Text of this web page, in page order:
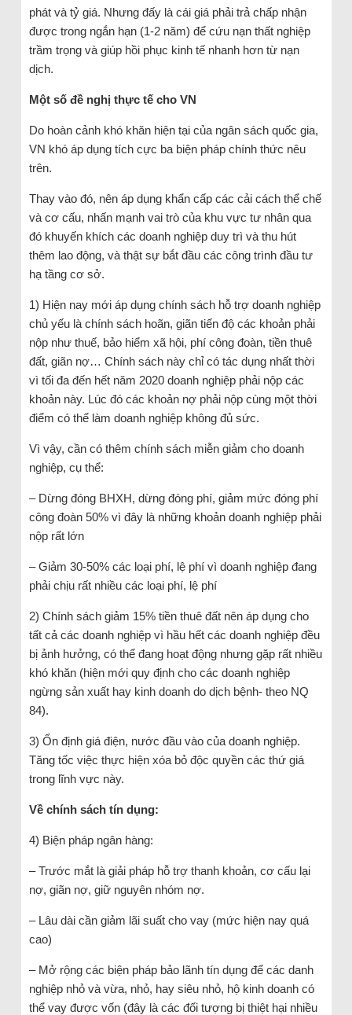
phát và tỷ giá. Nhưng đấy là cái giá phải trả chấp nhận
được trong ngắn hạn (1-2 năm) để cứu nạn thất nghiệp
trầm trọng và giúp hồi phục kinh tế nhanh hơn từ nạn
dịch.
Một số đề nghị thực tế cho VN
Do hoàn cảnh khó khăn hiện tại của ngân sách quốc gia,
VN khó áp dụng tích cực ba biện pháp chính thức nêu
trên.
Thay vào đó, nên áp dụng khẩn cấp các cải cách thể chế
và cơ cấu, nhấn mạnh vai trò của khu vực tư nhân qua
đó khuyến khích các doanh nghiệp duy trì và thu hút
thêm lao động, và thật sự bắt đầu các công trình đầu tư
hạ tầng cơ sở.
1) Hiện nay mới áp dụng chính sách hỗ trợ doanh nghiệp
chủ yếu là chính sách hoãn, giãn tiến độ các khoản phải
nộp như thuế, bảo hiểm xã hội, phí công đoàn, tiền thuê
đất, giãn nợ… Chính sách này chỉ có tác dụng nhất thời
vì tối đa đến hết năm 2020 doanh nghiệp phải nộp các
khoản này. Lúc đó các khoản nợ phải nộp cùng một thời
điểm có thể làm doanh nghiệp không đủ sức.
Vì vậy, cần có thêm chính sách miễn giảm cho doanh
nghiệp, cụ thể:
– Dừng đóng BHXH, dừng đóng phí, giảm mức đóng phí
công đoàn 50% vì đây là những khoản doanh nghiệp phải
nộp rất lớn
– Giảm 30-50% các loại phí, lệ phí vì doanh nghiệp đang
phải chịu rất nhiều các loại phí, lệ phí
2) Chính sách giảm 15% tiền thuê đất nên áp dụng cho
tất cả các doanh nghiệp vì hầu hết các doanh nghiệp đều
bị ảnh hưởng, có thể đang hoạt động nhưng gặp rất nhiều
khó khăn (hiện mới quy định cho các doanh nghiệp
ngừng sản xuất hay kinh doanh do dịch bệnh- theo NQ
84).
3) Ổn định giá điện, nước đầu vào của doanh nghiệp.
Tăng tốc việc thực hiện xóa bỏ độc quyền các thứ giá
trong lĩnh vực này.
Về chính sách tín dụng:
4) Biện pháp ngân hàng:
– Trước mắt là giải pháp hỗ trợ thanh khoản, cơ cấu lại
nợ, giãn nợ, giữ nguyên nhóm nợ.
– Lâu dài cần giảm lãi suất cho vay (mức hiện nay quá
cao)
– Mở rộng các biện pháp bảo lãnh tín dụng để các danh
nghiệp nhỏ và vừa, nhỏ, hay siêu nhỏ, hộ kinh doanh có
thể vay được vốn (đây là các đối tượng bị thiệt hại nhiều